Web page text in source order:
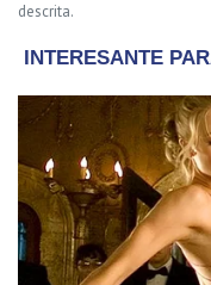
descrita.